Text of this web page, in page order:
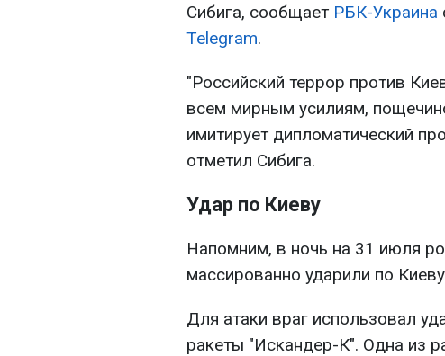
Сибига, сообщает РБК-Украина
Telegram.
"Российский террор против
всем мирным усилиям,
имитирует дипломатический
отметил Сибига.
Удар по Киеву
Напомним, в ночь на 31 июля
массированно ударили по
Для атаки враг использовал
ракеты "Искандер-К". Одна из